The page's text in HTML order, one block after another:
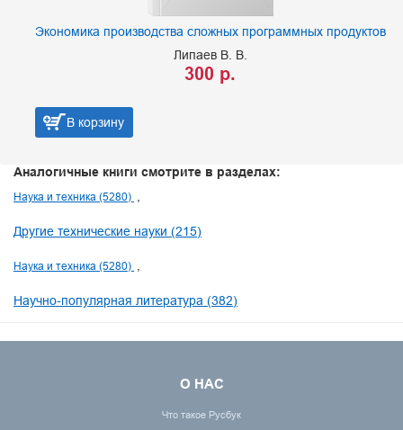
Экономика производства сложных программных продуктов
Липаев В. В.
300 р.
В корзину
Аналогичные книги смотрите в разделах:
Наука и техника (5280)
Другие технические науки (215)
Наука и техника (5280)
Научно-популярная литература (382)
О НАС
Что такое Русбук